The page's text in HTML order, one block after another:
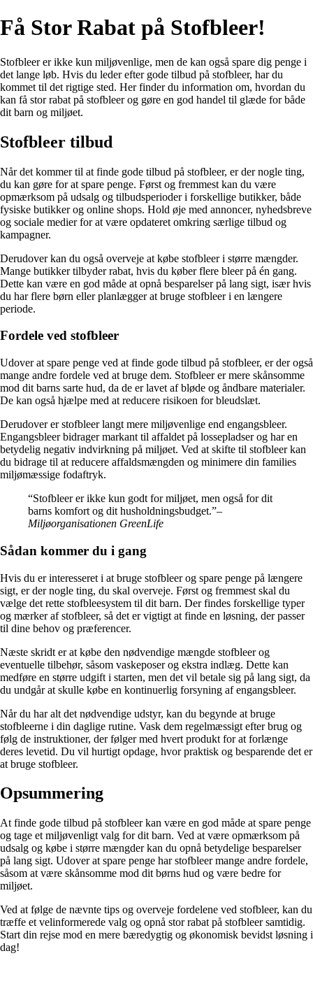
Få Stor Rabat på Stofbleer!
Stofbleer er ikke kun miljøvenlige, men de kan også spare dig penge i
det lange løb. Hvis du leder efter gode tilbud på stofbleer, har du
kommet til det rigtige sted. Her finder du information om, hvordan du
kan få stor rabat på stofbleer og gøre en god handel til glæde for både
dit barn og miljøet.
Stofbleer tilbud
Når det kommer til at finde gode tilbud på stofbleer, er der nogle ting,
du kan gøre for at spare penge. Først og fremmest kan du være
opmærksom på udsalg og tilbudsperioder i forskellige butikker, både
fysiske butikker og online shops. Hold øje med annoncer, nyhedsbreve
og sociale medier for at være opdateret omkring særlige tilbud og
kampagner.
Derudover kan du også overveje at købe stofbleer i større mængder.
Mange butikker tilbyder rabat, hvis du køber flere bleer på én gang.
Dette kan være en god måde at opnå besparelser på lang sigt, især hvis
du har flere børn eller planlægger at bruge stofbleer i en længere
periode.
Fordele ved stofbleer
Udover at spare penge ved at finde gode tilbud på stofbleer, er der også
mange andre fordele ved at bruge dem. Stofbleer er mere skånsomme
mod dit barns sarte hud, da de er lavet af bløde og åndbare materialer.
De kan også hjælpe med at reducere risikoen for bleudslæt.
Derudover er stofbleer langt mere miljøvenlige end engangsbleer.
Engangsbleer bidrager markant til affaldet på lossepladser og har en
betydelig negativ indvirkning på miljøet. Ved at skifte til stofbleer kan
du bidrage til at reducere affaldsmængden og minimere din families
miljømæssige fodaftryk.
“Stofbleer er ikke kun godt for miljøet, men også for dit
barns komfort og dit husholdningsbudget.”–
Miljøorganisationen GreenLife
Sådan kommer du i gang
Hvis du er interesseret i at bruge stofbleer og spare penge på længere
sigt, er der nogle ting, du skal overveje. Først og fremmest skal du
vælge det rette stofbleesystem til dit barn. Der findes forskellige typer
og mærker af stofbleer, så det er vigtigt at finde en løsning, der passer
til dine behov og præferencer.
Næste skridt er at købe den nødvendige mængde stofbleer og
eventuelle tilbehør, såsom vaskeposer og ekstra indlæg. Dette kan
medføre en større udgift i starten, men det vil betale sig på lang sigt, da
du undgår at skulle købe en kontinuerlig forsyning af engangsbleer.
Når du har alt det nødvendige udstyr, kan du begynde at bruge
stofbleerne i din daglige rutine. Vask dem regelmæssigt efter brug og
følg de instruktioner, der følger med hvert produkt for at forlænge
deres levetid. Du vil hurtigt opdage, hvor praktisk og besparende det er
at bruge stofbleer.
Opsummering
At finde gode tilbud på stofbleer kan være en god måde at spare penge
og tage et miljøvenligt valg for dit barn. Ved at være opmærksom på
udsalg og købe i større mængder kan du opnå betydelige besparelser
på lang sigt. Udover at spare penge har stofbleer mange andre fordele,
såsom at være skånsomme mod dit børns hud og være bedre for
miljøet.
Ved at følge de nævnte tips og overveje fordelene ved stofbleer, kan du
træffe et velinformerede valg og opnå stor rabat på stofbleer samtidig.
Start din rejse mod en mere bæredygtig og økonomisk bevidst løsning i
dag!